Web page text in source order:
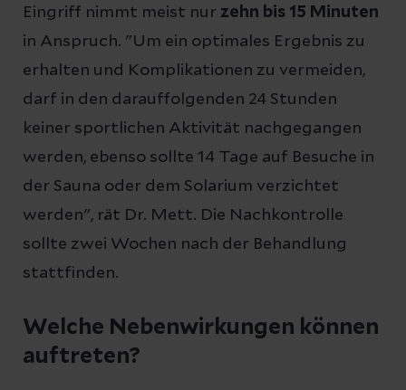
Eingriff nimmt meist nur zehn bis 15 Minuten
in Anspruch. "Um ein optimales Ergebnis zu
erhalten und Komplikationen zu vermeiden,
darf in den darauffolgenden 24 Stunden
keiner sportlichen Aktivität nachgegangen
werden, ebenso sollte 14 Tage auf Besuche in
der Sauna oder dem Solarium verzichtet
werden", rät Dr. Mett. Die Nachkontrolle
sollte zwei Wochen nach der Behandlung
stattfinden.
Welche Nebenwirkungen können
auftreten?